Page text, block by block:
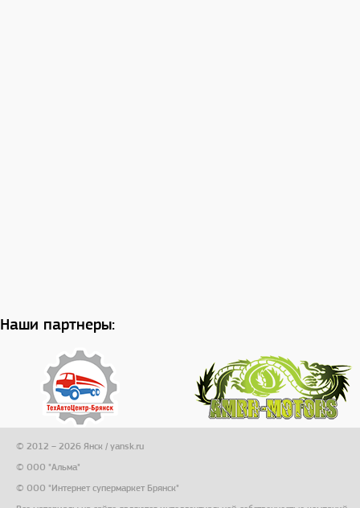
Наши партнеры:
© 2012 – 2026 Янск / yansk.ru
© ООО "Альма"
© ООО "Интернет супермаркет Брянск"